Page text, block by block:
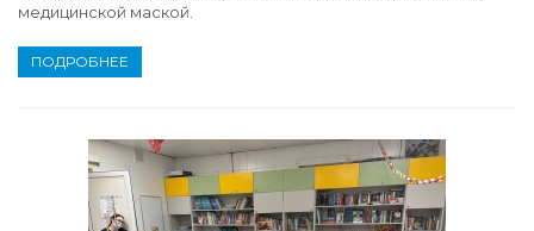
медицинской маской.
ПОДРОБНЕЕ